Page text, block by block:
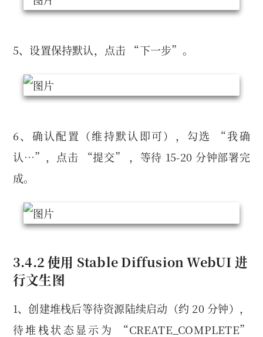
5、设置保持默认，点击 “下一步”。
6、确认配置（维持默认即可），勾选 “我确
认…”，点击 “提交” ，等待 15-20 分钟部署完
成。
3.4.2 使用 Stable Diffusion WebUI 进
行文生图
1、创建堆栈后等待资源陆续启动（约 20 分钟），
待堆栈状态显示为 “CREATE_COMPLETE”